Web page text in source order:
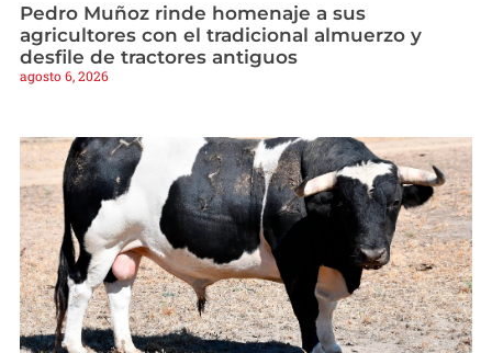
Pedro Muñoz rinde homenaje a sus
agricultores con el tradicional almuerzo y
desfile de tractores antiguos
agosto 6, 2026